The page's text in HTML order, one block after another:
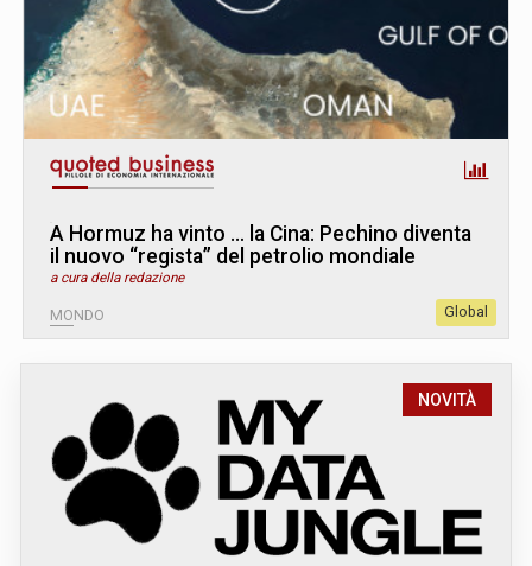
A Hormuz ha vinto … la Cina: Pechino diventa
il nuovo “regista” del petrolio mondiale
a cura della redazione
MONDO Global
NOVITÀ